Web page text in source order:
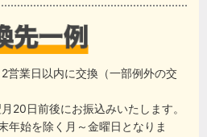
営業日以内に交換（一部例外の交
20日前後にお振込みいたします。
年始を除く月～金曜日となりま